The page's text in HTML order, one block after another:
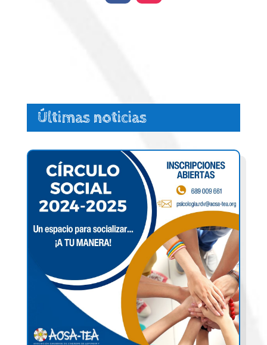
Últimas noticias